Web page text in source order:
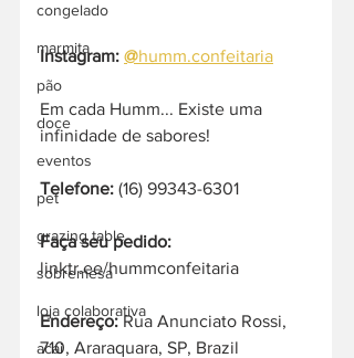
congelado
marmita
pão
doce
eventos
pet
grazing table
sobremesa
loja colaborativa
acai
Instagram: @humm.confeitaria
Em cada Humm... Existe uma
infinidade de sabores!
Telefone: (16) 99343-6301
Faça seu pedido:
linktr.ee/hummconfeitaria
Endereço: Rua Anunciato Rossi,
710, Araraquara, SP, Brazil